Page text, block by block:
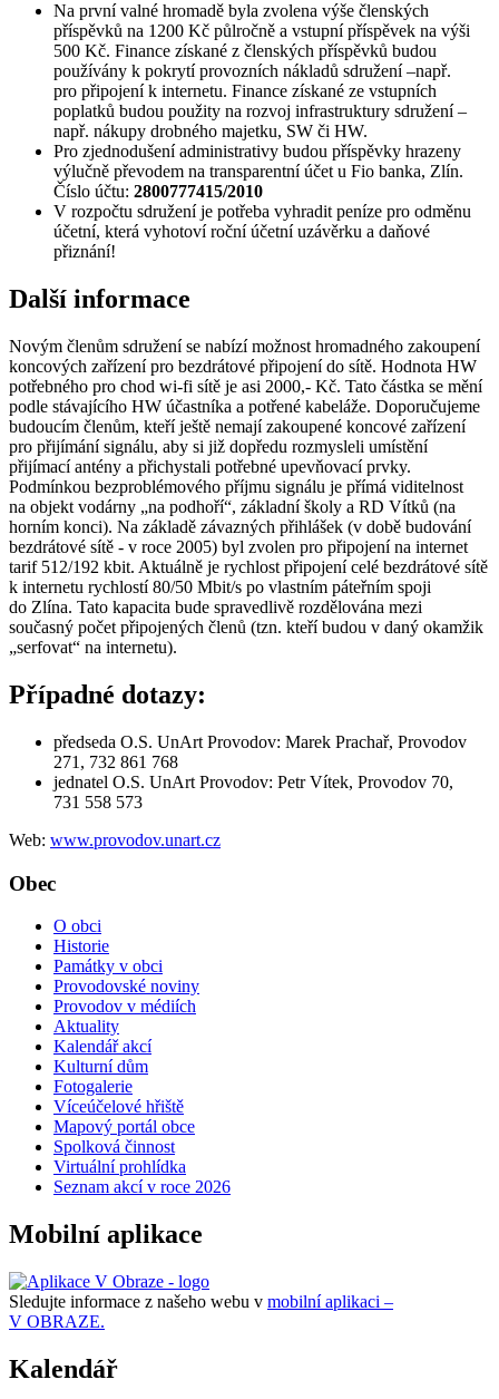
Na první valné hromadě byla zvolena výše členských
příspěvků na 1200 Kč půlročně a vstupní příspěvek na výši
500 Kč. Finance získané z členských příspěvků budou
používány k pokrytí provozních nákladů sdružení –např.
pro připojení k internetu. Finance získané ze vstupních
poplatků budou použity na rozvoj infrastruktury sdružení –
např. nákupy drobného majetku, SW či HW.
Pro zjednodušení administrativy budou příspěvky hrazeny
výlučně převodem na transparentní účet u Fio banka, Zlín.
Číslo účtu: 2800777415/2010
V rozpočtu sdružení je potřeba vyhradit peníze pro odměnu
účetní, která vyhotoví roční účetní uzávěrku a daňové
přiznání!
Další informace
Novým členům sdružení se nabízí možnost hromadného zakoupení
koncových zařízení pro bezdrátové připojení do sítě. Hodnota HW
potřebného pro chod wi-fi sítě je asi 2000,- Kč. Tato částka se mění
podle stávajícího HW účastníka a potřené kabeláže. Doporučujeme
budoucím členům, kteří ještě nemají zakoupené koncové zařízení
pro přijímání signálu, aby si již dopředu rozmysleli umístění
přijímací antény a přichystali potřebné upevňovací prvky.
Podmínkou bezproblémového příjmu signálu je přímá viditelnost
na objekt vodárny „na podhoří“, základní školy a RD Vítků (na
horním konci). Na základě závazných přihlášek (v době budování
bezdrátové sítě - v roce 2005) byl zvolen pro připojení na internet
tarif 512/192 kbit. Aktuálně je rychlost připojení celé bezdrátové sítě
k internetu rychlostí 80/50 Mbit/s po vlastním páteřním spoji
do Zlína. Tato kapacita bude spravedlivě rozdělována mezi
současný počet připojených členů (tzn. kteří budou v daný okamžik
„serfovat“ na internetu).
Případné dotazy:
předseda O.S. UnArt Provodov: Marek Prachař, Provodov
271, 732 861 768
jednatel O.S. UnArt Provodov: Petr Vítek, Provodov 70,
731 558 573
Web: www.provodov.unart.cz
Obec
O obci
Historie
Památky v obci
Provodovské noviny
Provodov v médiích
Aktuality
Kalendář akcí
Kulturní dům
Fotogalerie
Víceúčelové hřiště
Mapový portál obce
Spolková činnost
Virtuální prohlídka
Seznam akcí v roce 2026
Mobilní aplikace
Sledujte informace z našeho webu v mobilní aplikaci –
V OBRAZE.
Kalendář